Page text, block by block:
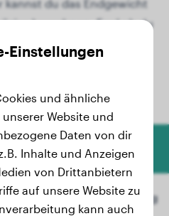
du das Endgewicht
berechnen. Egal ob du
Brasileiro-Welpen hast
unser
dir wertvolle
Rechner
kg
Einstellungen
und ähnliche
Website und
Daten von dir
Inhalte und Anzeigen
von Drittanbietern
auf unsere Website zu
kann auch